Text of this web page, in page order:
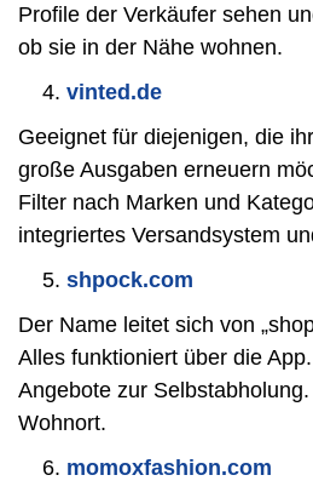
Profile der Verkäufer sehen
ob sie in der Nähe wohnen.
vinted.de
Geeignet für diejenigen, die
große Ausgaben erneuern
Filter nach Marken und
integriertes Versandsystem
shpock.com
Der Name leitet sich von
Alles funktioniert über die
Angebote zur
Wohnort.
momoxfashion.com